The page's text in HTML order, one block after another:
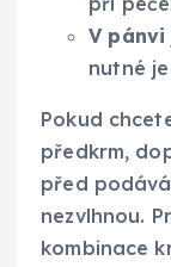
V pánvi
nutné
Pokud
předkrm,
před
nezvlhnou.
kombinace